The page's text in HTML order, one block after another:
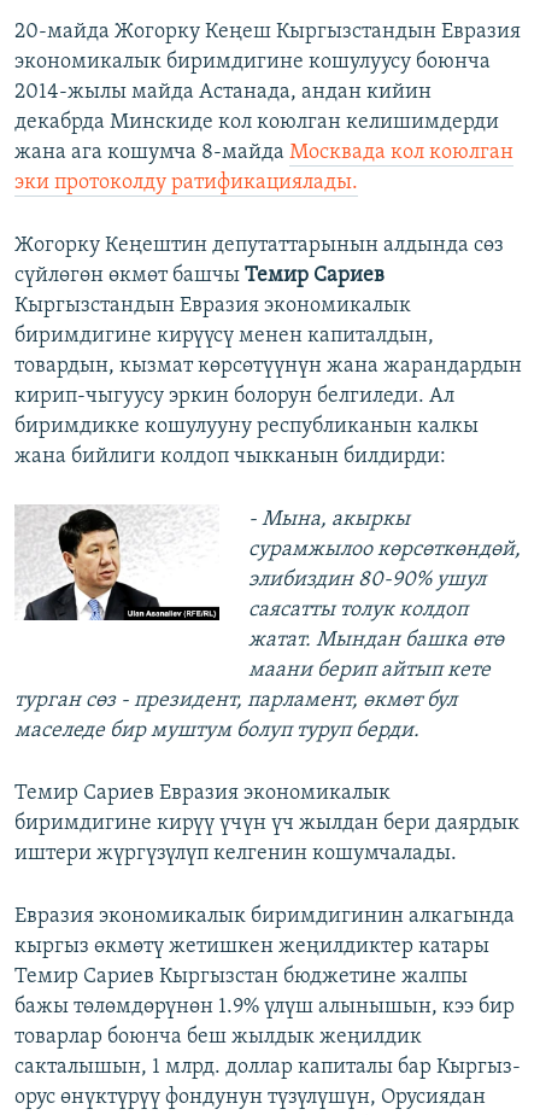
20-майда Жогорку Кеңеш Кыргызстандын Евразия
экономикалык биримдигине кошулуусу боюнча
2014-жылы майда Астанада, андан кийин
декабрда Минскиде кол коюлган келишимдерди
жана ага кошумча 8-майда Москвада кол коюлган
эки протоколду ратификациялады.
Жогорку Кеңештин депутаттарынын алдында сөз
сүйлөгөн өкмөт башчы Темир Сариев
Кыргызстандын Евразия экономикалык
биримдигине кирүүсү менен капиталдын,
товардын, кызмат көрсөтүүнүн жана жарандардын
кирип-чыгуусу эркин болорун белгиледи. Ал
биримдикке кошулууну республиканын калкы
жана бийлиги колдоп чыкканын билдирди:
- Мына, акыркы
сурамжылоо көрсөткөндөй,
элибиздин 80-90% ушул
саясатты толук колдоп
жатат. Мындан башка өтө
маани берип айтып кете
турган сөз - президент, парламент, өкмөт бул
маселеде бир муштум болуп туруп берди.
Темир Сариев Евразия экономикалык
биримдигине кирүү үчүн үч жылдан бери даярдык
иштери жүргүзүлүп келгенин кошумчалады.
Евразия экономикалык биримдигинин алкагында
кыргыз өкмөтү жетишкен жеңилдиктер катары
Темир Сариев Кыргызстан бюджетине жалпы
бажы төлөмдөрүнөн 1.9% үлүш алынышын, кээ бир
товарлар боюнча беш жылдык жеңилдик
сакталышын, 1 млрд. доллар капиталы бар Кыргыз-
орус өнүктүрүү фондунун түзүлүшүн, Орусиядан